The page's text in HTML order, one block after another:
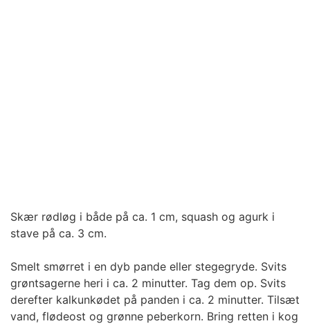
Skær rødløg i både på ca. 1 cm, squash og agurk i
stave på ca. 3 cm.
Smelt smørret i en dyb pande eller stegegryde. Svits
grøntsagerne heri i ca. 2 minutter. Tag dem op. Svits
derefter kalkunkødet på panden i ca. 2 minutter. Tilsæt
vand, flødeost og grønne peberkorn. Bring retten i kog